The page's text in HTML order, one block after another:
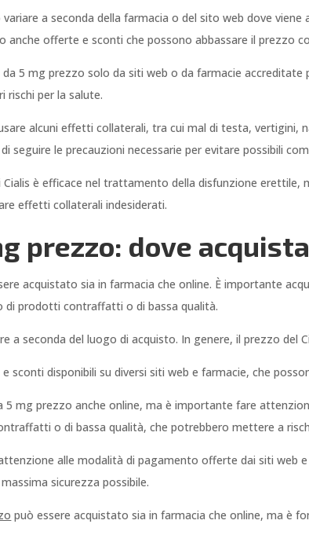
a seconda della farmacia o del sito web dove
anche offerte e sconti che possono abbassare il prezzo
da 5 mg prezzo solo da siti web o da farmacie
rischi per la salute.
alcuni effetti collaterali, tra cui mal di testa,
seguire le precauzioni necessarie per evitare possibili
è efficace nel trattamento della disfunzione
effetti collaterali indesiderati.
prezzo: dove
acquistato sia in farmacia che online. È importante
di prodotti contraffatti o di bassa qualità.
a seconda del luogo di acquisto. In genere, il prezzo del
sconti disponibili su diversi siti web e farmacie, che
5 mg prezzo anche online, ma è importante fare
o di bassa qualità, che potrebbero mettere a
alle modalità di pagamento offerte dai siti web
sicurezza possibile.
può essere acquistato sia in farmacia che online, ma è